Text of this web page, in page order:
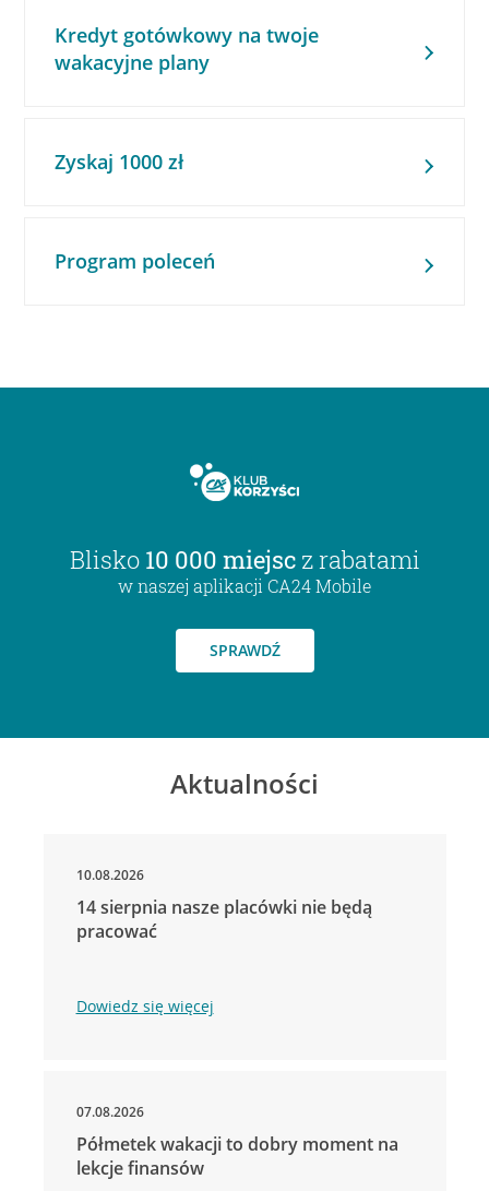
Kredyt gotówkowy na twoje
wakacyjne plany
Zyskaj 1000 zł
Program poleceń
Blisko 10 000 miejsc z rabatami
w naszej aplikacji CA24 Mobile
SPRAWDŹ
Aktualności
10.08.2026
14 sierpnia nasze placówki nie będą
pracować
Dowiedz się więcej
07.08.2026
Półmetek wakacji to dobry moment na
lekcje finansów